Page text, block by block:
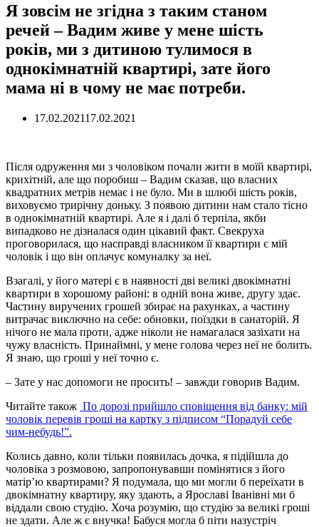
Я зовсім не згідна з таким станом
речей – Вадим живе у мене шість
років, ми з дитиною тулимося в
однокімнатній квартирі, зате його
мама ні в чому не має потреби.
17.02.202117.02.2021
Після одруження ми з чоловіком почали жити в моїй квартирі,
крихітній, але що поробиш – Вадим сказав, що власних
квадратних метрів немає і не було. Ми в шлюбі шість років,
виховуємо трирічну доньку. З появою дитини нам стало тісно
в однокімнатній квартирі. Але я і далі б терпіла, якби
випадково не дізналася один цікавий факт. Свекруха
проговорилася, що насправді власником її квартири є мій
чоловік і що він оплачує комуналку за неї.
Взагалі, у його матері є в наявності дві великі двокімнатні
квартири в хорошому районі: в одній вона живе, другу здає.
Частину виручених грошей збирає на рахунках, а частину
витрачає виключно на себе: обновки, поїздки в санаторій. Я
нічого не мала проти, адже ніколи не намагалася зазіхати на
чужу власність. Принаймні, у мене голова через неї не болить.
Я знаю, що гроші у неї точно є.
– Зате у нас допомоги не просить! – завжди говорив Вадим.
Читайте також По дорозі прийшло сповіщення від банку: мій
чоловік перевів гроші на картку з підписом “Порадуй себе
чим-небудь!”.
Колись давно, коли тільки появилась дочка, я підійшла до
чоловіка з розмовою, запропонувавши помінятися з його
матір’ю квартирами? Я подумала, що ми могли б переїхати в
двокімнатну квартиру, яку здають, а Ярославі Іванівні ми б
віддали свою студію. Хоча розумію, що студію за великі гроші
не здати. Але ж є внучка! Бабуся могла б піти назустріч